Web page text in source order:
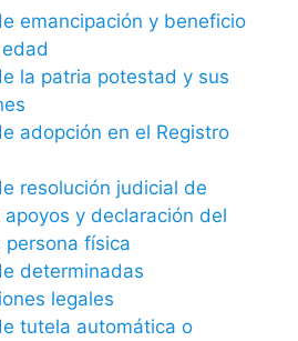
emancipación y beneficio
la patria potestad y sus
adopción en el Registro
resolución judicial de
y declaración del
física
determinadas
legales
tutela automática o